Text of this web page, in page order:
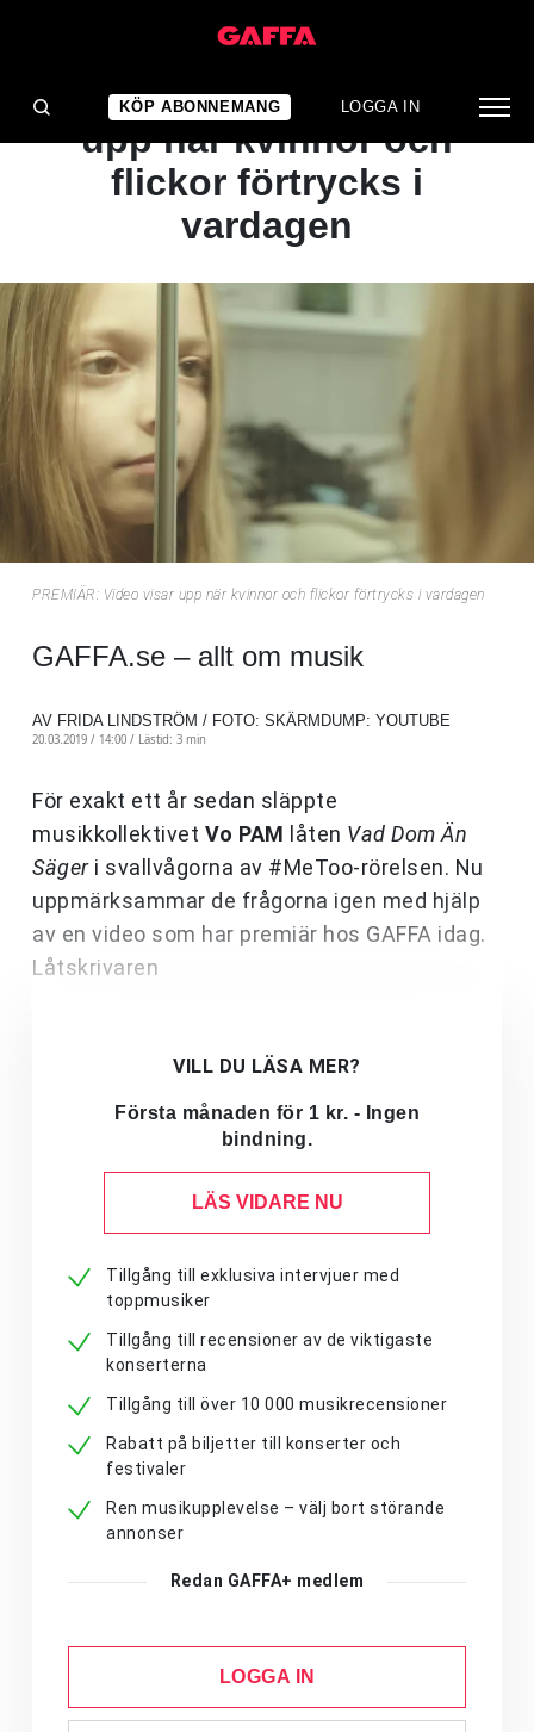
KÖP ABONNEMANG LOGGA IN
ARTIKEL
PREMIÄR: Video visar
upp när kvinnor och
flickor förtrycks i
vardagen
PREMIÄR: Video visar upp när kvinnor och flickor förtrycks i vardagen
GAFFA.se – allt om musik
AV FRIDA LINDSTRÖM / FOTO: SKÄRMDUMP: YOUTUBE
20.03.2019 / 14:00 / Lästid: 3 min
För exakt ett år sedan släppte
musikkollektivet Vo PAM låten Vad Dom Än
Sägeri svallvågorna av #MeToo-rörelsen. Nu
uppmärksammar de frågorna igen med hjälp
av en video som har premiär hos GAFFA idag.
Låtskrivaren
VILL DU LÄSA MER?
Första månaden för 1 kr. - Ingen
bindning.
LÄS VIDARE NU
Tillgång till exklusiva intervjuer med
toppmusiker
Tillgång till recensioner av de viktigaste
konserterna
Tillgång till över 10 000 musikrecensioner
Rabatt på biljetter till konserter och
festivaler
Ren musikupplevelse – välj bort störande
annonser
Redan GAFFA+ medlem
LOGGA IN